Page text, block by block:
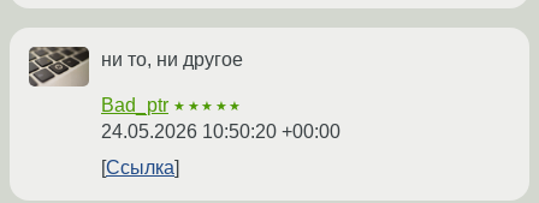
ни то, ни другое
Bad_ptr ★★★★★
24.05.2026 10:50:20 +00:00
Ссылка